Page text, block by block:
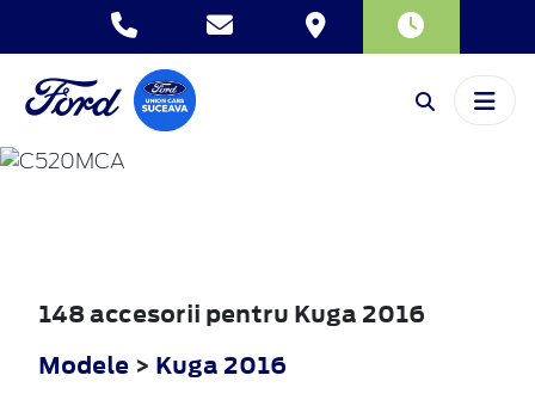
KUGA
148 accesorii pentru Kuga 2016
Modele > Kuga 2016